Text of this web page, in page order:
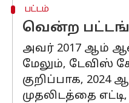
பட்டம்
வென்ற
அவர் 2017 ஆம்
மேலும், டேவிஸ்
குறிப்பாக,
முதலிடத்தை